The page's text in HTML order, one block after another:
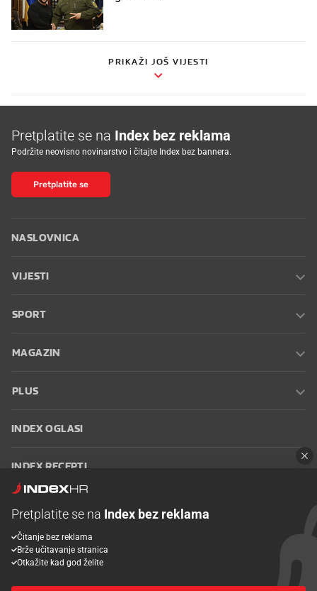
PRIKAŽI JOŠ VIJESTI
Pretplatite se na Index bez reklama
Podržite neovisno novinarstvo i čitajte Index bez bannera.
Pretplatite se
NASLOVNICA
VIJESTI
SPORT
MAGAZIN
PLUS
INDEX OGLASI
INDEX RECEPTI
Oglašavanje Zaposli se na Indexu
korištenja
Postavke kolačića
Pretplatite se na Index bez reklama
Čitanje bez reklama
Brže učitavanje stranica
Otkažite kad god želite